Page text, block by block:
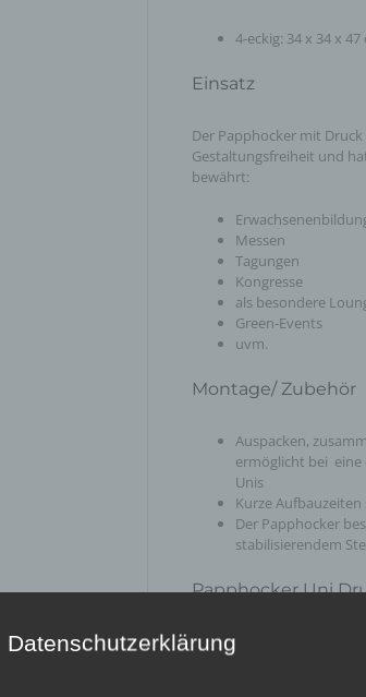
4-eckig: 34 x 34 x
Einsatz
Der Papphocker mit
Gestaltungsfreiheit und
bewährt:
Messen
Tagungen
Kongresse
als besondere
Green-Events
uvm.
Montage/ Zubehör
Auspacken,
ermöglicht bei eine
Unis
Kurze
Der Papphocker
stabilisierendem
Papphocker Uni
Wir drucken Ihren
Egal ob Papphocker mit:
Datenschutzerklärung